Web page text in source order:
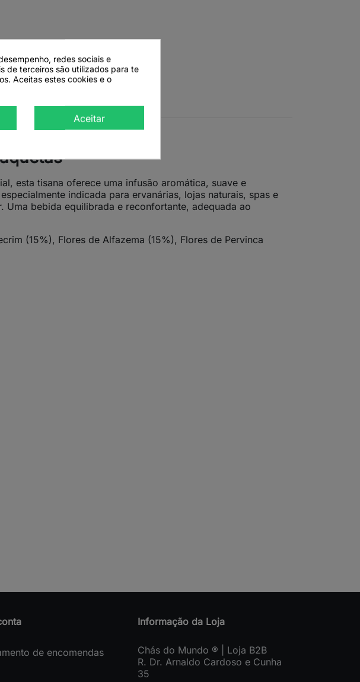
esta tisana oferece uma infusão aromática, suave e
indicada para ervanárias, lojas naturais, spas e
bebida equilibrada e reconfortante, adequada ao
(15%), Flores de Alfazema (15%), Flores de Pervinca
de encomendas
Informação da Loja
Chás do Mundo ® | Loja B2B
R. Dr. Arnaldo Cardoso e Cunha
35
redes sociais e
de terceiros são utilizados para te
Aceitas estes cookies e o
Aceitar